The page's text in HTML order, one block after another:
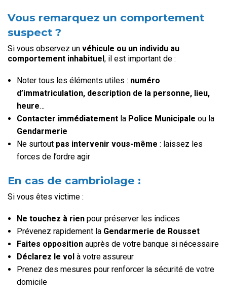
Vous remarquez un comportement
suspect ?
Si vous observez un véhicule ou un individu au
comportement inhabituel, il est important de :
Noter tous les éléments utiles : numéro
d’immatriculation, description de la personne, lieu,
heure…
Contacter immédiatementla Police Municipale ou la
Gendarmerie
Ne surtout pas intervenir vous-même : laissez les
forces de l’ordre agir
En cas de cambriolage :
Si vous êtes victime :
Ne touchez à rienpour préserver les indices
Prévenez rapidement la Gendarmerie de Rousset
Faites oppositionauprès de votre banque si nécessaire
Déclarez le volà votre assureur
Prenez des mesures pour renforcer la sécurité de votre
domicile